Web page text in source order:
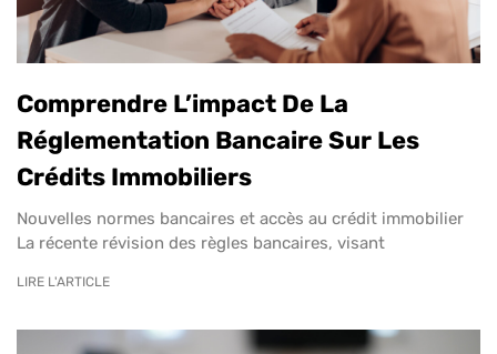
Comprendre L’impact De La
Réglementation Bancaire Sur Les
Crédits Immobiliers
Nouvelles normes bancaires et accès au crédit immobilier
La récente révision des règles bancaires, visant
LIRE L'ARTICLE